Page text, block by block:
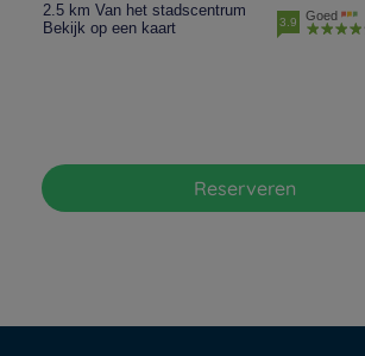
2.5 km Van het stadscentrum
Bekijk op een kaart
3.9 Goed
Reserveren
Hotels in Parijs